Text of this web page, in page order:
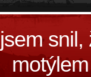
snil,
motýlem